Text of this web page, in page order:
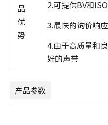
品
优
势
2.可提供BV和
3.最快的询价响
4.由于高质量和
好的声誉
产品参数